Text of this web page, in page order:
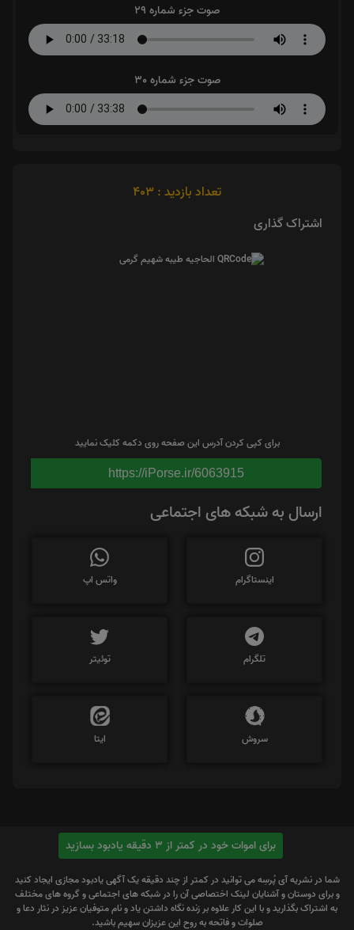
صوت جزء شماره 29
صوت جزء شماره 30
تعداد بازدید : 403
اشتراک گذاری
برای کپی کردن آدرس این صفحه روی دکمه کلیک نمایید
https://iPorse.ir/6063915
ارسال به شبکه های اجتماعی
اینستاگرام واتس اپ
تلگرام توئیتر
سروش ایتا
برای اموات خود در کمتر از 3 دقیقه یادبود بسازید
شما در نشریه آی پُرسِه می توانید در کمتر از چند دقیقه یک آگهی یادبود مجازی ایجاد کنید
و برای دوستان و آشنایان لینک اختصاصی آن را در شبکه های اجتماعی و گروه های مختلف
به اشتراک بگذارید و با این کار علاوه بر زنده نگاه داشتن یاد و نام متوفیان عزیز در نثار دعا و
صلوات و فاتحه به روح این عزیزان سهیم باشید.